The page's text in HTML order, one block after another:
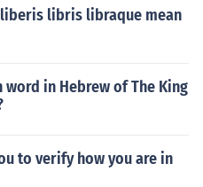
libris libraque mean
in Hebrew of The King
to verify how you are in